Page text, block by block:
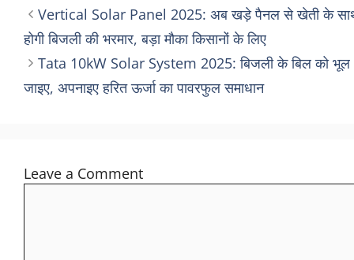
Vertical Solar Panel 2025: अब खड़े पैनल से खेती के
होगी बिजली की भरमार, बड़ा मौका किसानों के लिए
Tata 10kW Solar System 2025: बिजली के बिल को भूल
जाइए, अपनाइए हरित ऊर्जा का पावरफुल समाधान
Leave a Comment